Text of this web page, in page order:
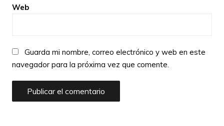
Web
Guarda mi nombre, correo electrónico y web en este
navegador para la próxima vez que comente.